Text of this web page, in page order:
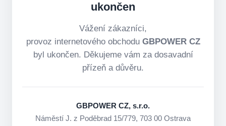
ukončen
Vážení zákazníci,
provoz internetového obchodu GBPOWER CZ
byl ukončen. Děkujeme vám za dosavadní
přízeň a důvěru.
GBPOWER CZ, s.r.o.
Náměstí J. z Poděbrad 15/779, 703 00 Ostrava